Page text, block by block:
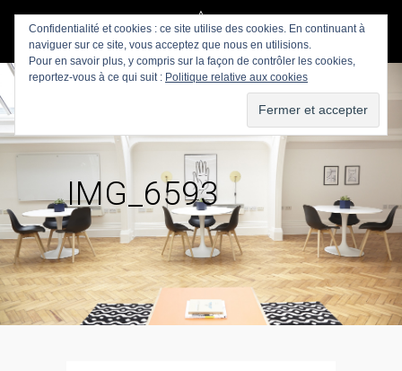
IMG_6593
Confidentialité et cookies : ce site utilise des cookies. En continuant à
naviguer sur ce site, vous acceptez que nous en utilisions.
Pour en savoir plus, y compris sur la façon de contrôler les cookies,
reportez-vous à ce qui suit : Politique relative aux cookies